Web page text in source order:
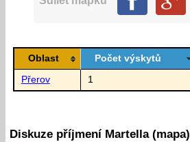
Oblast Počet výskytů
Přerov 1
Diskuze příjmení Martella (mapa)